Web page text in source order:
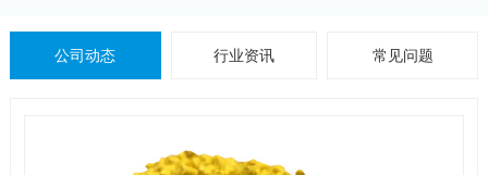
公司动态 行业资讯 常见问题